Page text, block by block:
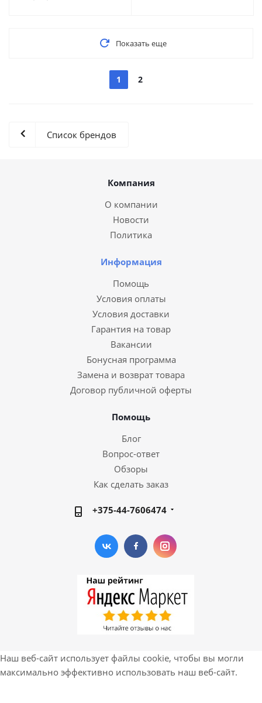
Показать еще
1 2
Список брендов
Компания
О компании
Новости
Политика
Информация
Помощь
Условия оплаты
Условия доставки
Гарантия на товар
Вакансии
Бонусная программа
Замена и возврат товара
Договор публичной оферты
Помощь
Блог
Вопрос-ответ
Обзоры
Как сделать заказ
+375-44-7606474
Наш веб-сайт использует файлы cookie, чтобы вы могли
максимально эффективно использовать наш веб-сайт.